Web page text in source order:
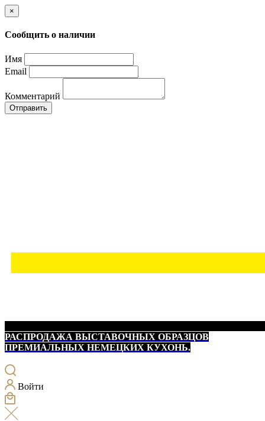
×
Сообщить о наличии
Имя
Email
Комментарий
Отправить
РАСПРОДАЖА ВЫСТАВОЧНЫХ ОБРАЗЦОВ
ПРЕМИАЛЬНЫХ НЕМЕЦКИХ КУХОНЬ.
Войти